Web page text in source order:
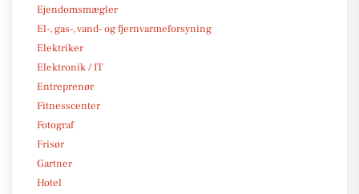
Ejendomsmægler
El-, gas-, vand- og fjernvarmeforsyning
Elektriker
Elektronik / IT
Entreprenør
Fitnesscenter
Fotograf
Frisør
Gartner
Hotel